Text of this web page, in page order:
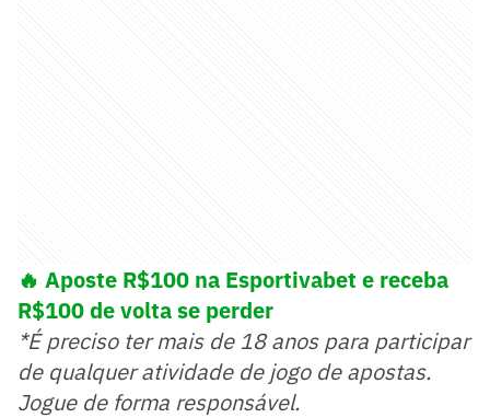
🔥 Aposte R$100 na Esportivabet e receba
R$100 de volta se perder
*É preciso ter mais de 18 anos para participar
de qualquer atividade de jogo de apostas.
Jogue de forma responsável.